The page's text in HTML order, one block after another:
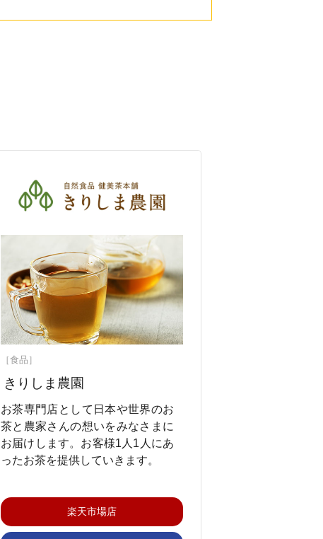
［食品］
きりしま農園
お茶専門店として日本や世界のお
茶と農家さんの想いをみなさまに
お届けします。お客様1人1人にあ
ったお茶を提供していきます。
楽天市場店